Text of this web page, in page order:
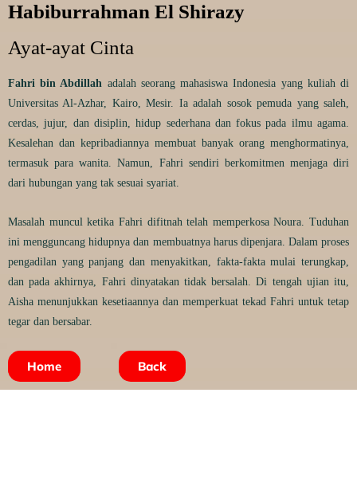
Habiburrahman El Shirazy
Ayat-ayat Cinta
Fahri bin Abdillah adalah seorang mahasiswa Indonesia yang kuliah di
Universitas Al-Azhar, Kairo, Mesir. Ia adalah sosok pemuda yang saleh,
cerdas, jujur, dan disiplin, hidup sederhana dan fokus pada ilmu agama.
Kesalehan dan kepribadiannya membuat banyak orang menghormatinya,
termasuk para wanita. Namun, Fahri sendiri berkomitmen menjaga diri
dari hubungan yang tak sesuai syariat.
Masalah muncul ketika Fahri difitnah telah memperkosa Noura. Tuduhan
ini mengguncang hidupnya dan membuatnya harus dipenjara. Dalam proses
pengadilan yang panjang dan menyakitkan, fakta-fakta mulai terungkap,
dan pada akhirnya, Fahri dinyatakan tidak bersalah. Di tengah ujian itu,
Aisha menunjukkan kesetiaannya dan memperkuat tekad Fahri untuk tetap
tegar dan bersabar.
Home Back